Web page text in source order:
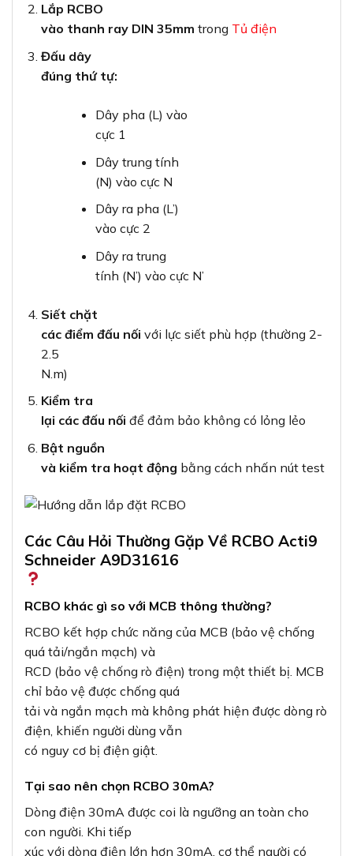
Lắp RCBO
vào thanh ray DIN 35mm trong Tủ điện
Đấu dây
đúng thứ tự:
Dây pha (L) vào
cực 1
Dây trung tính
(N) vào cực N
Dây ra pha (L’)
vào cực 2
Dây ra trung
tính (N’) vào cực N’
Siết chặt
các điểm đấu nối với lực siết phù hợp (thường 2-
2.5
N.m)
Kiểm tra
lại các đấu nối để đảm bảo không có lỏng lẻo
Bật nguồn
và kiểm tra hoạt động bằng cách nhấn nút test
Các Câu Hỏi Thường Gặp Về RCBO Acti9
Schneider A9D31616
RCBO khác gì so với MCB thông thường?
RCBO kết hợp chức năng của MCB (bảo vệ chống
quá tải/ngắn mạch) và
RCD (bảo vệ chống rò điện) trong một thiết bị. MCB
chỉ bảo vệ được chống quá
tải và ngắn mạch mà không phát hiện được dòng rò
điện, khiến người dùng vẫn
có nguy cơ bị điện giật.
Tại sao nên chọn RCBO 30mA?
Dòng điện 30mA được coi là ngưỡng an toàn cho
con người. Khi tiếp
xúc với dòng điện lớn hơn 30mA, cơ thể người có